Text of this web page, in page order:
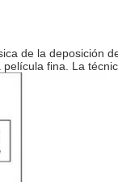
de la
fina. La